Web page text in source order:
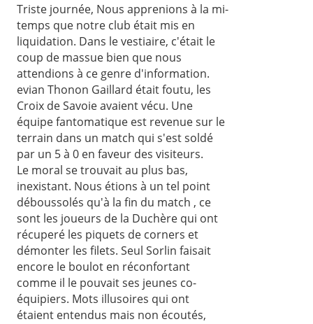
Triste journée, Nous apprenions à la mi-
temps que notre club était mis en
liquidation. Dans le vestiaire, c'était le
coup de massue bien que nous
attendions à ce genre d'information.
evian Thonon Gaillard était foutu, les
Croix de Savoie avaient vécu. Une
équipe fantomatique est revenue sur le
terrain dans un match qui s'est soldé
par un 5 à 0 en faveur des visiteurs.
Le moral se trouvait au plus bas,
inexistant. Nous étions à un tel point
déboussolés qu'à la fin du match , ce
sont les joueurs de la Duchère qui ont
récuperé les piquets de corners et
démonter les filets. Seul Sorlin faisait
encore le boulot en réconfortant
comme il le pouvait ses jeunes co-
équipiers. Mots illusoires qui ont
étaient entendus mais non écoutés,